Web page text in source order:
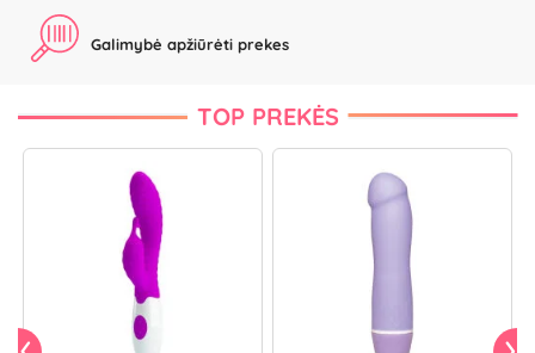
Galimybė apžiūrėti prekes
TOP PREKĖS